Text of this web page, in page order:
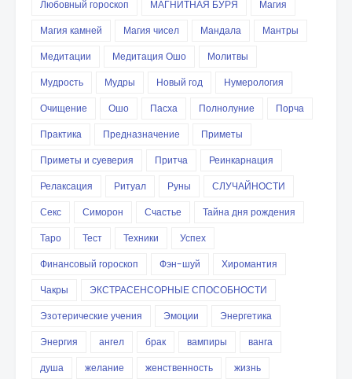
Любовный гороскоп
МАГНИТНАЯ БУРЯ
Магия
Магия камней
Магия чисел Мандала
Мантры
Медитации
Медитация Ошо
Молитвы
Мудрость
Мудры Новый год
Нумерология
Очищение
Ошо Пасха Полнолуние
Порча
Практика
Предназначение
Приметы
Приметы и суеверия
Притча
Реинкарнация
Релаксация
Ритуал Руны
СЛУЧАЙНОСТИ
Секс
Симорон Счастье
Тайна дня рождения
Таро
Тест Техники
Успех
Финансовый гороскоп
Фэн-шуй
Хиромантия
Чакры
ЭКСТРАСЕНСОРНЫЕ СПОСОБНОСТИ
Эзотерические учения
Эмоции
Энергетика
Энергия
ангел брак вампиры
ванга
душа
желание женственность
жизнь